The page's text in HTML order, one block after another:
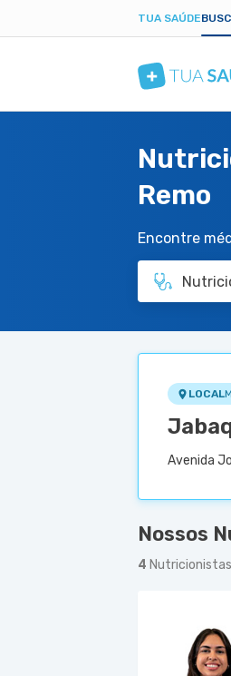
TUA SAÚDE
Remo
Encontre
LOCAL
Avenida
Nossos
4